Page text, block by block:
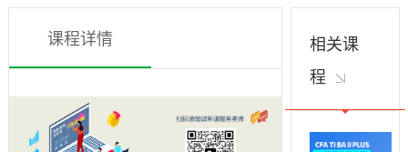
果学籍内考试没
有通过，承诺退
费，解决学员的
后顾之忧。
课程详情
相关课
程